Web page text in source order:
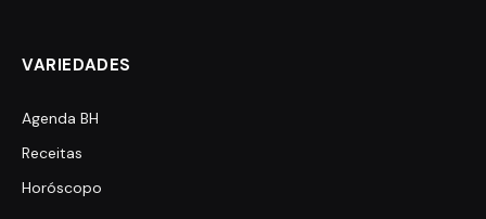
VARIEDADES
Agenda BH
Receitas
Horóscopo